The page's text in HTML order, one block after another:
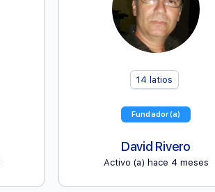
14 latios
Fundador(a)
David Rivero
Activo (a) hace 4 meses